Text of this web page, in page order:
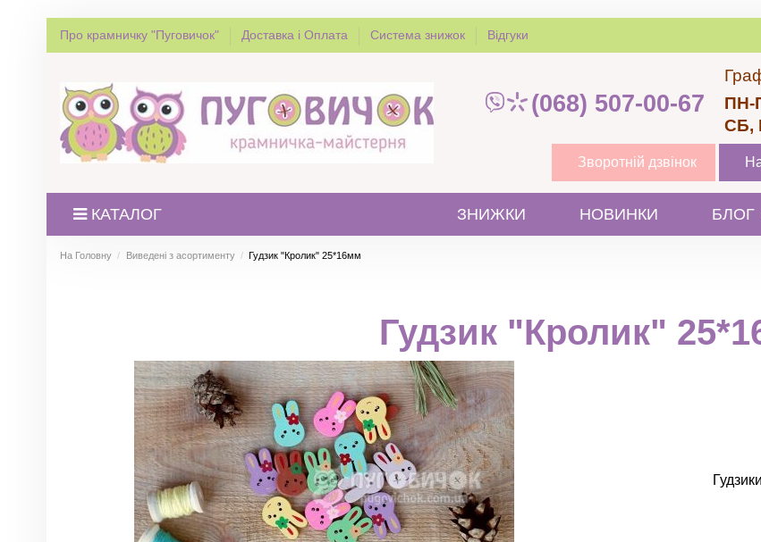
Про крамничку "Пуговичок" Доставка і Оплата Система знижок Відгуки
(068) 507-00-67
ПН-
СБ,
Зворотній дзвінок
КАТАЛОГ ЗНИЖКИ НОВИНКИ БЛОГ
На Головну Виведені з асортименту Гудзик "Кролик" 25*16мм
Гудзик "Кролик"